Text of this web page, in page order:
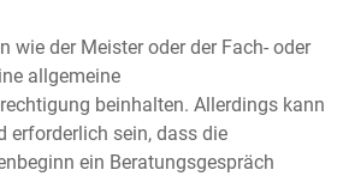
wie der Meister oder der Fach- oder
allgemeine
beinhalten. Allerdings kann
erforderlich sein, dass die
ein Beratungsgespräch